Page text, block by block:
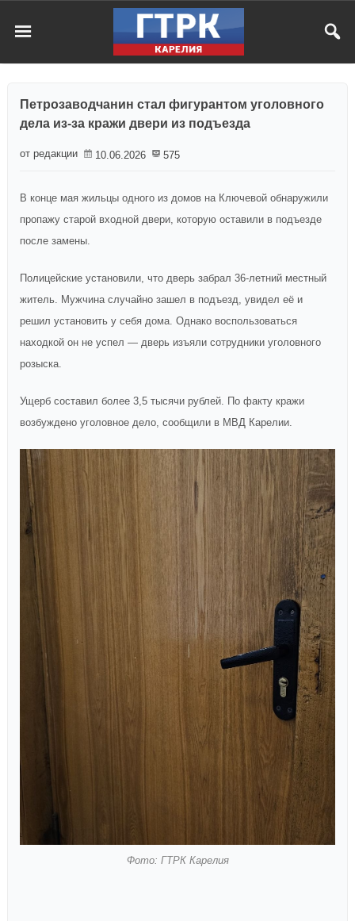
Петрозаводчанин стал фигурантом уголовного
дела из-за кражи двери из подъезда
от редакции 10.06.2026 575
В конце мая жильцы одного из домов на Ключевой обнаружили
пропажу старой входной двери, которую оставили в подъезде
после замены.
Полицейские установили, что дверь забрал 36-летний местный
житель. Мужчина случайно зашел в подъезд, увидел её и
решил установить у себя дома. Однако воспользоваться
находкой он не успел — дверь изъяли сотрудники уголовного
розыска.
Ущерб составил более 3,5 тысячи рублей. По факту кражи
возбуждено уголовное дело, сообщили в МВД Карелии.
Фото: ГТРК Карелия